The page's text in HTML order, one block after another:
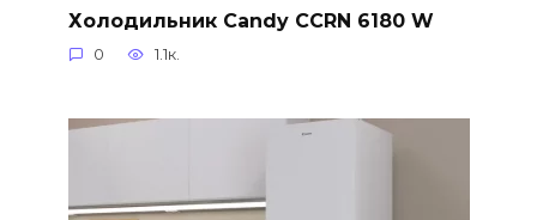
Холодильник Candy CCRN 6180 W
0 1.1к.